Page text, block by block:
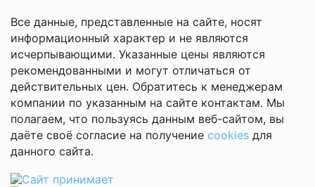
Все данные, представленные на сайте, носят
информационный характер и не являются
исчерпывающими. Указанные цены являются
рекомендованными и могут отличаться от
действительных цен. Обратитесь к менеджерам
компании по указанным на сайте контактам. Мы
полагаем, что пользуясь данным веб-сайтом, вы
даёте своё согласие на получение cookies для
данного сайта.